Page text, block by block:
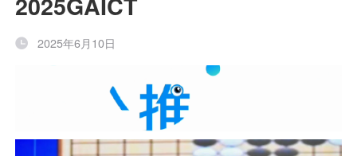
个知·智能工作站
个知·智能营销AITA
个知·智能运营AIBI
解决方案
数据中台解决方案
个知·智能工作站
SDK下载
2025年6月10日